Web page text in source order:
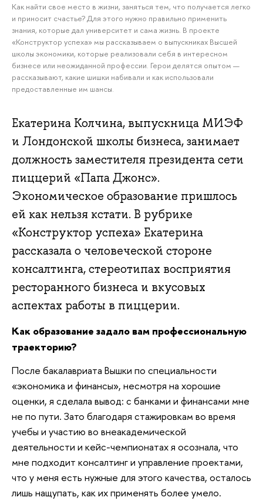
Как найти свое место в жизни, заняться тем, что получается легко
и приносит счастье? Для этого нужно правильно применить
знания, которые дал университет и сама жизнь. В проекте
«Конструктор успеха» мы рассказываем о выпускниках Высшей
школы экономики, которые реализовали себя в интересном
бизнесе или неожиданной профессии. Герои делятся опытом —
рассказывают, какие шишки набивали и как использовали
предоставленные им шансы.
Екатерина Колчина, выпускница МИЭФ
и Лондонской школы бизнеса, занимает
должность заместителя президента сети
пиццерий «Папа Джонс».
Экономическое образование пришлось
ей как нельзя кстати. В рубрике
«Конструктор успеха» Екатерина
рассказала о человеческой стороне
консалтинга, стереотипах восприятия
ресторанного бизнеса и вкусовых
аспектах работы в пиццерии.
Как образование задало вам профессиональную
траекторию?
После бакалавриата Вышки по специальности
«экономика и финансы», несмотря на хорошие
оценки, я сделала вывод: с банками и финансами мне
не по пути. Зато благодаря стажировкам во время
учебы и участию во внеакадемической
деятельности и кейс-чемпионатах я осознала, что
мне подходит консалтинг и управление проектами,
что у меня есть нужные для этого качества, осталось
лишь нащупать, как их применять более умело.